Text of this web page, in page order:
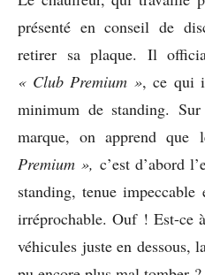
présenté en conseil de
retirer sa plaque. Il
« Club Premium », ce qui
minimum de standing.
marque, on apprend que
Premium », c’est d’abord
standing, tenue
irréprochable. Ouf ! Est-ce
véhicules juste en